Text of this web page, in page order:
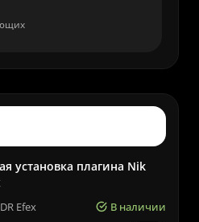
установка плагина Nik
Efex В наличии